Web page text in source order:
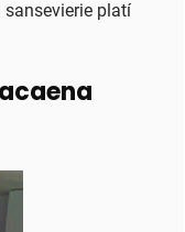
platí